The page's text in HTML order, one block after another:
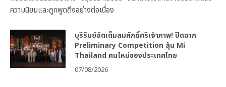
ความนิยมและถูกพูดถึงอย่างต่อเนื่อง
บุรีรัมย์จัดเต็มสมศักดิ์ศรีเจ้าภาพ! ปิดฉาก
Preliminary Competition ลุ้น Mi
Thailand คนใหม่ของประเทศไทย
07/08/2026